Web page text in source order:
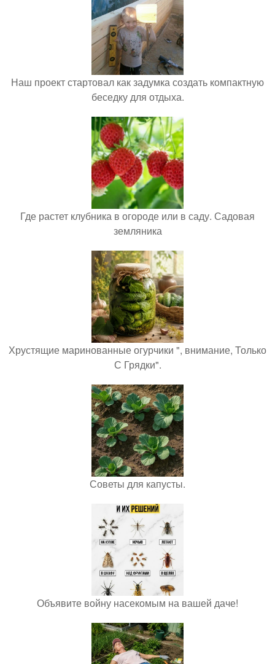
Наш проект стартовал как задумка создать компактную
беседку для отдыха.
Где растет клубника в огороде или в саду. Садовая
земляника
Хрустящие маринованные огурчики ", внимание, Только
С Грядки".
Советы для капусты.
Объявите войну насекомым на вашей даче!